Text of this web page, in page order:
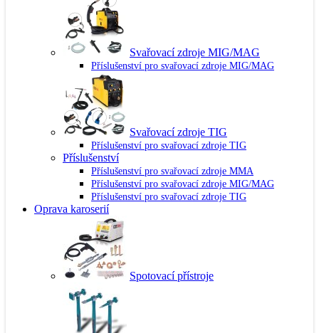
Svařovací zdroje MIG/MAG
Příslušenství pro svařovací zdroje MIG/MAG
Svařovací zdroje TIG
Příslušenství pro svařovací zdroje TIG
Příslušenství
Příslušenství pro svařovací zdroje MMA
Příslušenství pro svařovací zdroje MIG/MAG
Příslušenství pro svařovací zdroje TIG
Oprava karoserií
Spotovací přístroje